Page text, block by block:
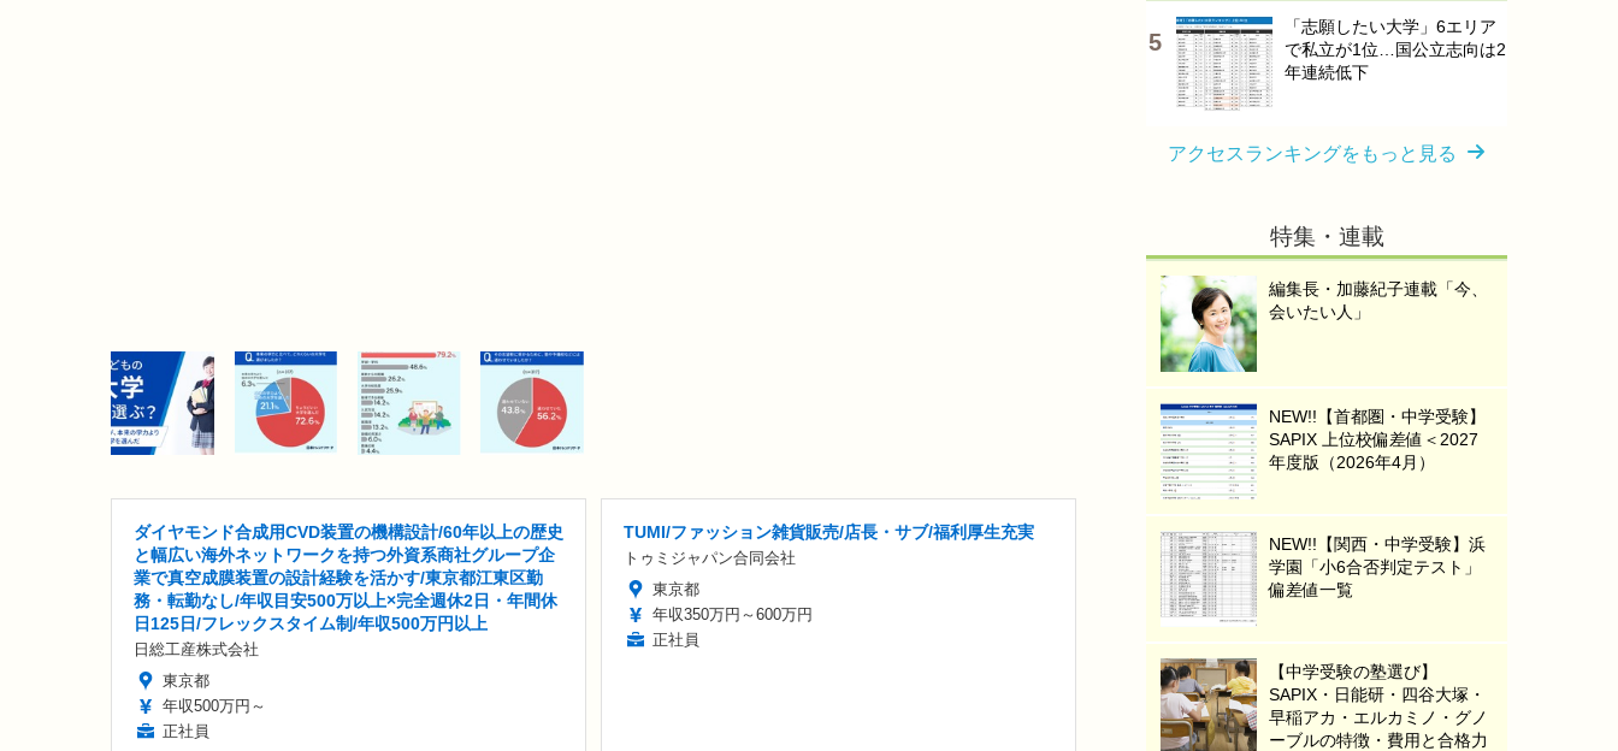
ダイヤモンド合成用CVD装置の機構設計/60年以上の歴史
と幅広い海外ネットワークを持つ外資系商社グループ企
業で真空成膜装置の設計経験を活かす/東京都江東区勤
務・転勤なし/年収目安500万以上×完全週休2日・年間休
日125日/フレックスタイム制/年収500万円以上
日総工産株式会社
東京都
年収500万円～
正社員
TUMI/ファッション雑貨販売/店長・サブ/福利厚生充実
トゥミジャパン合同会社
東京都
年収350万円～600万円
正社員
「志願したい大学」6エリア
で私立が1位…国公立志向は2
年連続低下
アクセスランキングをもっと見る
特集・連載
編集長・加藤紀子連載「今、
会いたい人」
NEW!!【首都圏・中学受験】
SAPIX 上位校偏差値＜2027
年度版（2026年4月）
NEW!!【関西・中学受験】浜
学園「小6合否判定テスト」
偏差値一覧
【中学受験の塾選び】
SAPIX・日能研・四谷大塚・
早稲アカ・エルカミノ・グノ
ーブルの特徴・費用と合格力